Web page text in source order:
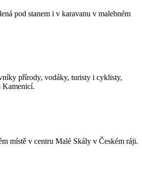
pod stanem i v karavanu v malebném
přírody, vodáky, turisty i cyklisty,
Kamenicí.
místě v centru Malé Skály v Českém ráji.